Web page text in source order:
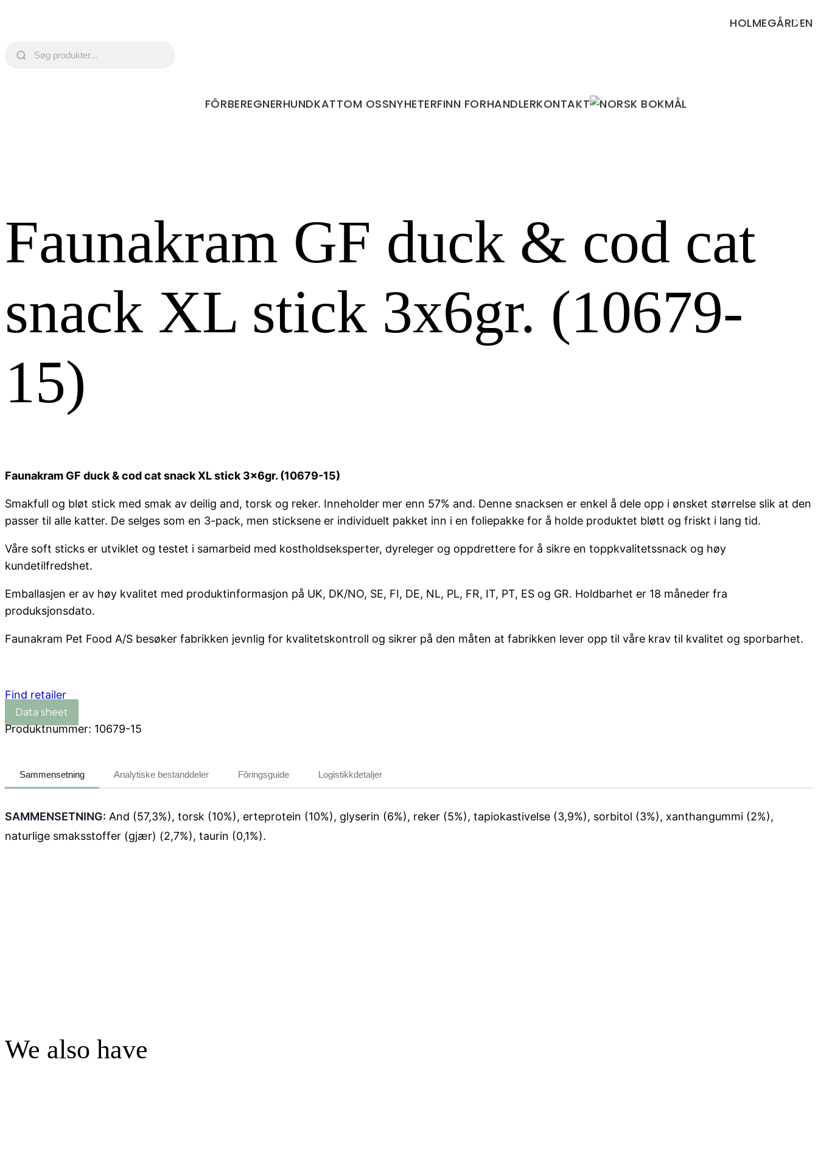
HOLMEGÅRDEN
FÔRBEREGNERHUNDKATTOM OSSNYHETERFINN FORHANDLERKONTAKT
Faunakram GF duck & cod cat
snack XL stick 3x6gr. (10679-
15)
Faunakram GF duck & cod cat snack XL stick 3x6gr. (10679-15)
Smakfull og bløt stick med smak av deilig and, torsk og reker. Inneholder mer enn 57% and. Denne snacksen er enkel å dele opp i ønsket størrelse slik at den
passer til alle katter. De selges som en 3-pack, men sticksene er individuelt pakket inn i en foliepakke for å holde produktet bløtt og friskt i lang tid.
Våre soft sticks er utviklet og testet i samarbeid med kostholdseksperter, dyreleger og oppdrettere for å sikre en toppkvalitetssnack og høy
kundetilfredshet.
Emballasjen er av høy kvalitet med produktinformasjon på UK, DK/NO, SE, FI, DE, NL, PL, FR, IT, PT, ES og GR. Holdbarhet er 18 måneder fra
produksjonsdato.
Faunakram Pet Food A/S besøker fabrikken jevnlig for kvalitetskontroll og sikrer på den måten at fabrikken lever opp til våre krav til kvalitet og sporbarhet.
Find retailer
Produktnummer: 10679-15
Sammensetning Analytiske bestanddeler Fôringsguide Logistikkdetaljer
SAMMENSETNING: And (57,3%), torsk (10%), erteprotein (10%), glyserin (6%), reker (5%), tapiokastivelse (3,9%), sorbitol (3%), xanthangummi (2%),
naturlige smaksstoffer (gjær) (2,7%), taurin (0,1%).
We also have
×